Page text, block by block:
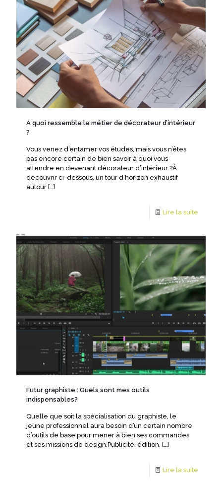
A quoi ressemble le métier de décorateur d’intérieur
?
Vous venez d’entamer vos études, mais vous n’êtes
pas encore certain de bien savoir à quoi vous
attendre en devenant décorateur d’intérieur ?À
découvrir ci-dessous, un tour d’horizon exhaustif
autour […]
Lire la suite
Futur graphiste : Quels sont mes outils
indispensables?
Quelle que soit la spécialisation du graphiste, le
jeune professionnel aura besoin d’un certain nombre
d’outils de base pour mener à bien ses commandes
et ses missions de design.Publicité, édition, […]
Lire la suite